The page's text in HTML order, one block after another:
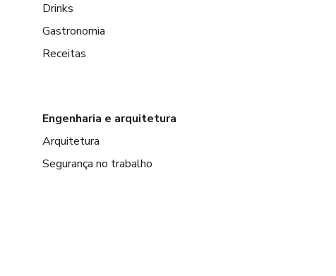
Drinks
Gastronomia
Receitas
Engenharia e arquitetura
Arquitetura
Segurança no trabalho